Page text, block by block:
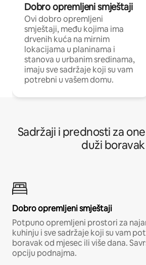
Dobro opremljeni smještaji
Ovi dobro opremljeni
smještaji, među kojima ima
drvenih kuća na mirnim
lokacijama u planinama i
stanova u urbanim sredinama,
imaju sve sadržaje koji su vam
potrebni u vašem domu.
Sadržaji i prednosti za
duži boravak
Dobro opremljeni smještaji
Potpuno opremljeni prostori za
kuhinju i sve sadržaje koji su vam
boravak od mjesec ili više dana.
opciju podnajma.